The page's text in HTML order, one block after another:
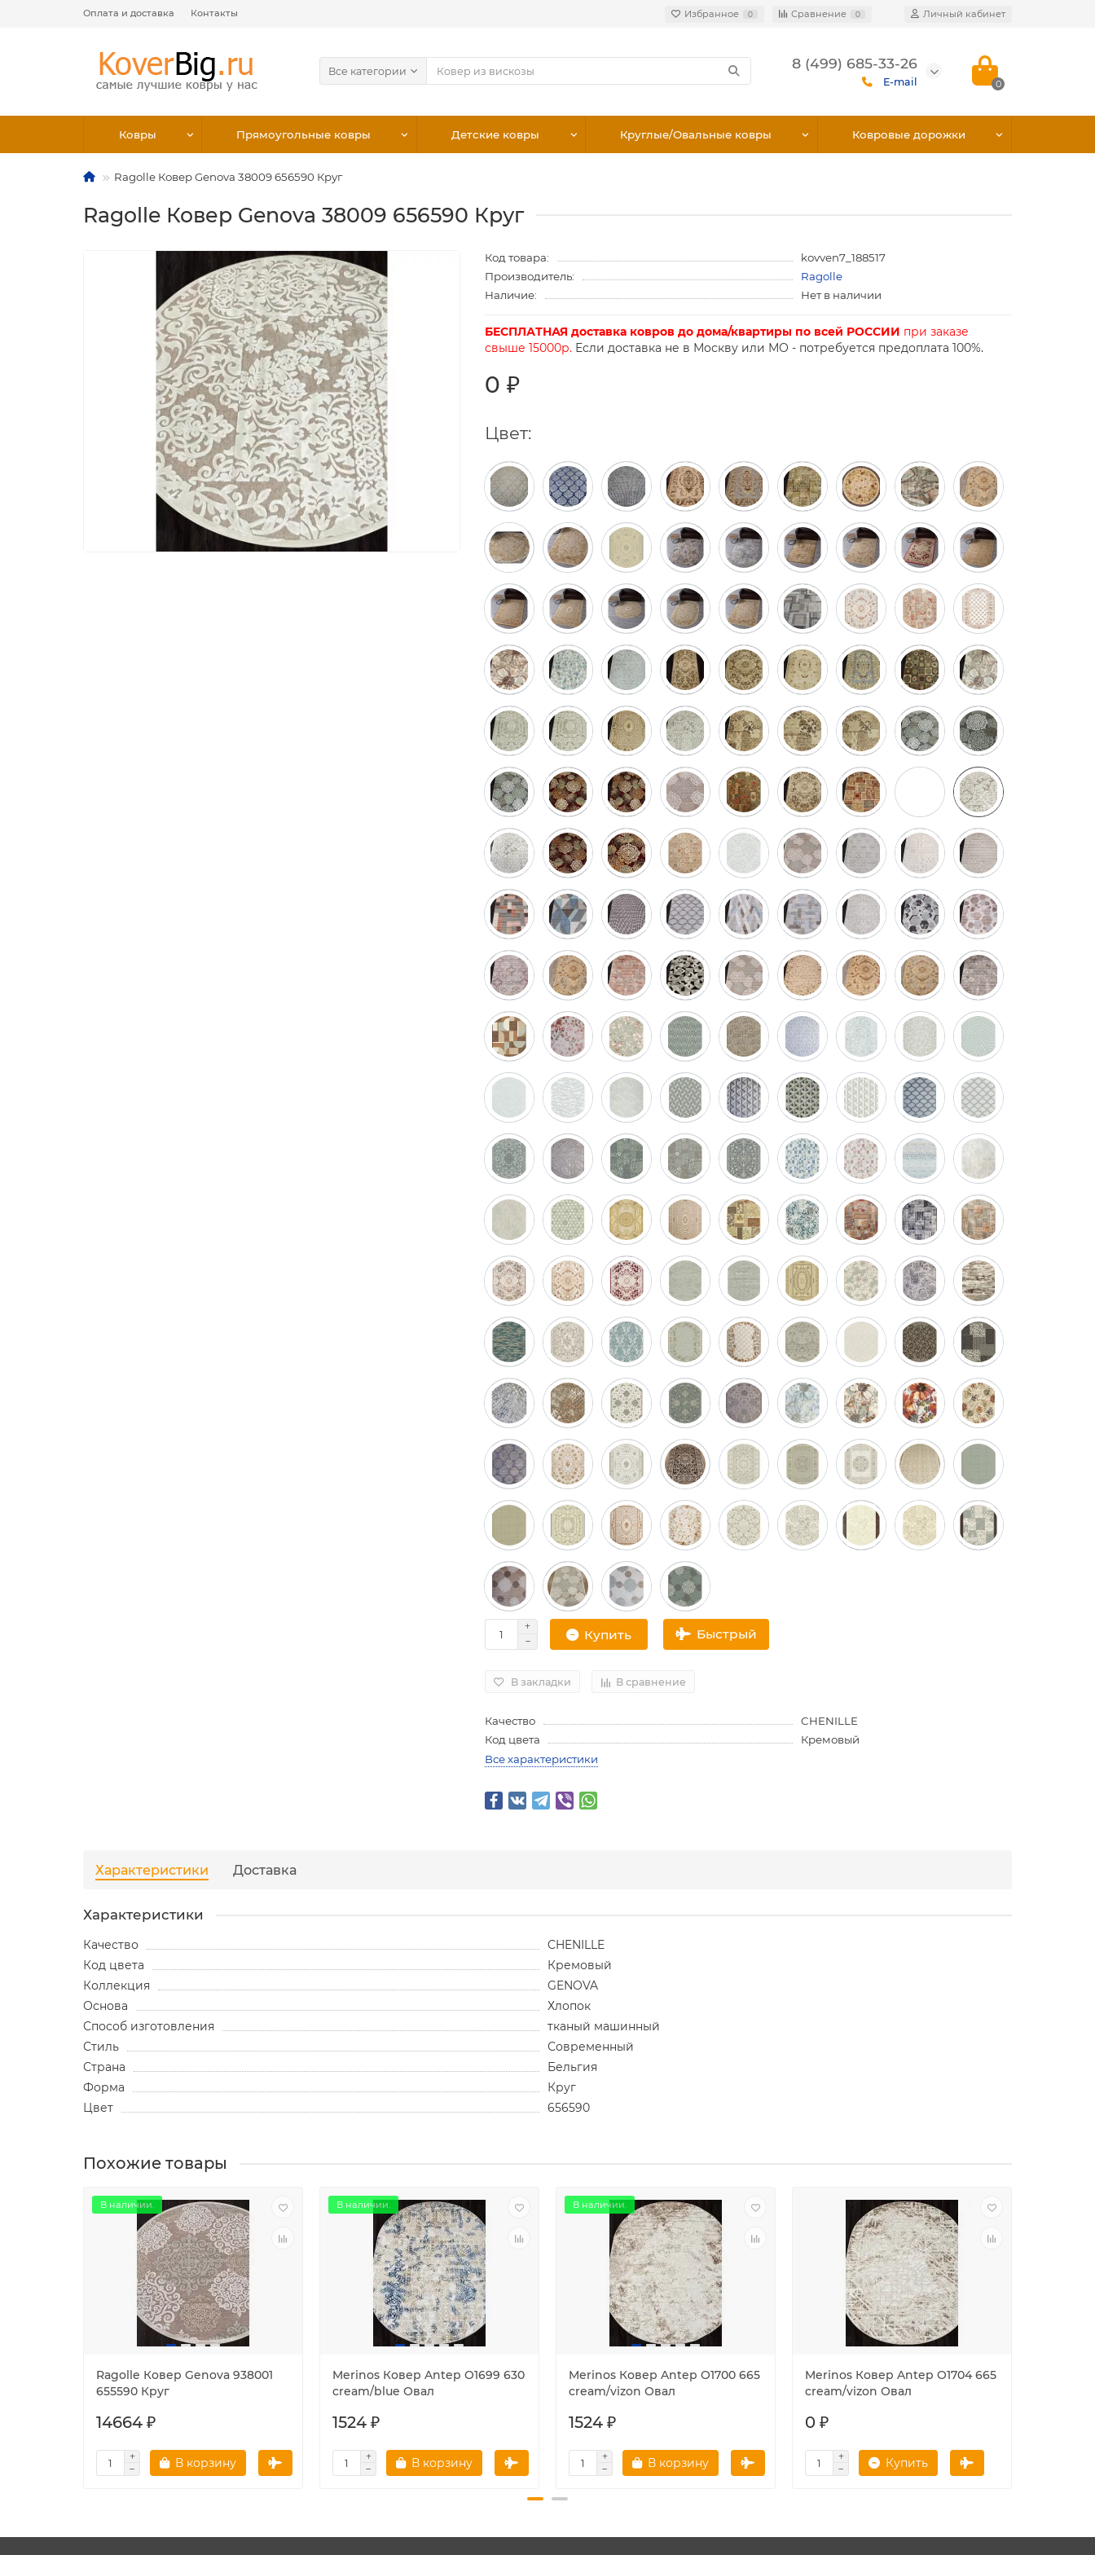
Оплата и доставка Контакты Избранное 0 Сравнение 0 Личный кабинет
Все категории 8 (499) 685-33-26
E-mail 0
Ковры Прямоугольные ковры Детские ковры Круглые/Овальные ковры Ковровые дорожки
Ragolle Ковер Genova 38009 656590 Круг
Ragolle Ковер Genova 38009 656590 Круг
Код товара:
kovven7_188517
Производитель:
Ragolle
Наличие:
Нет в наличии
БЕСПЛАТНАЯ доставка ковров до дома/квартиры по всей РОССИИ при заказе
свыше 15000р. Если доставка не в Москву или МО - потребуется предоплата 100%.
0 ₽
Цвет:
Купить Быстрый
В закладки В сравнение
Качество
CHENILLE
Код цвета
Кремовый
Все характеристики
Характеристики Доставка
Характеристики
Качество
CHENILLE
Код цвета
Кремовый
Коллекция
GENOVA
Основа
Хлопок
Способ изготовления
тканый машинный
Стиль
Современный
Страна
Бельгия
Форма
Круг
Цвет
656590
Похожие товары
В наличии.
Ragolle Ковер Genova 938001
655590 Круг
14664 ₽
В корзину
В наличии.
Merinos Ковер Antep O1699 630
cream/blue Овал
1524 ₽
В корзину
В наличии.
Merinos Ковер Antep O1700 665
cream/vizon Овал
1524 ₽
В корзину
Merinos Ковер Antep O1704 665
cream/vizon Овал
0 ₽
Купить